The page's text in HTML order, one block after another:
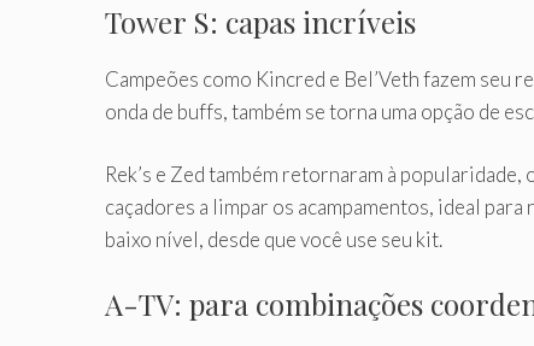
Tower S: capas incríveis
Campeões como Kincred e Bel’Veth fazem seu
onda de buffs, também se torna uma opção de
Rek’s e Zed também retornaram à
caçadores a limpar os acampamentos, ideal
baixo nível, desde que você use seu kit.
A-TV: para combinações